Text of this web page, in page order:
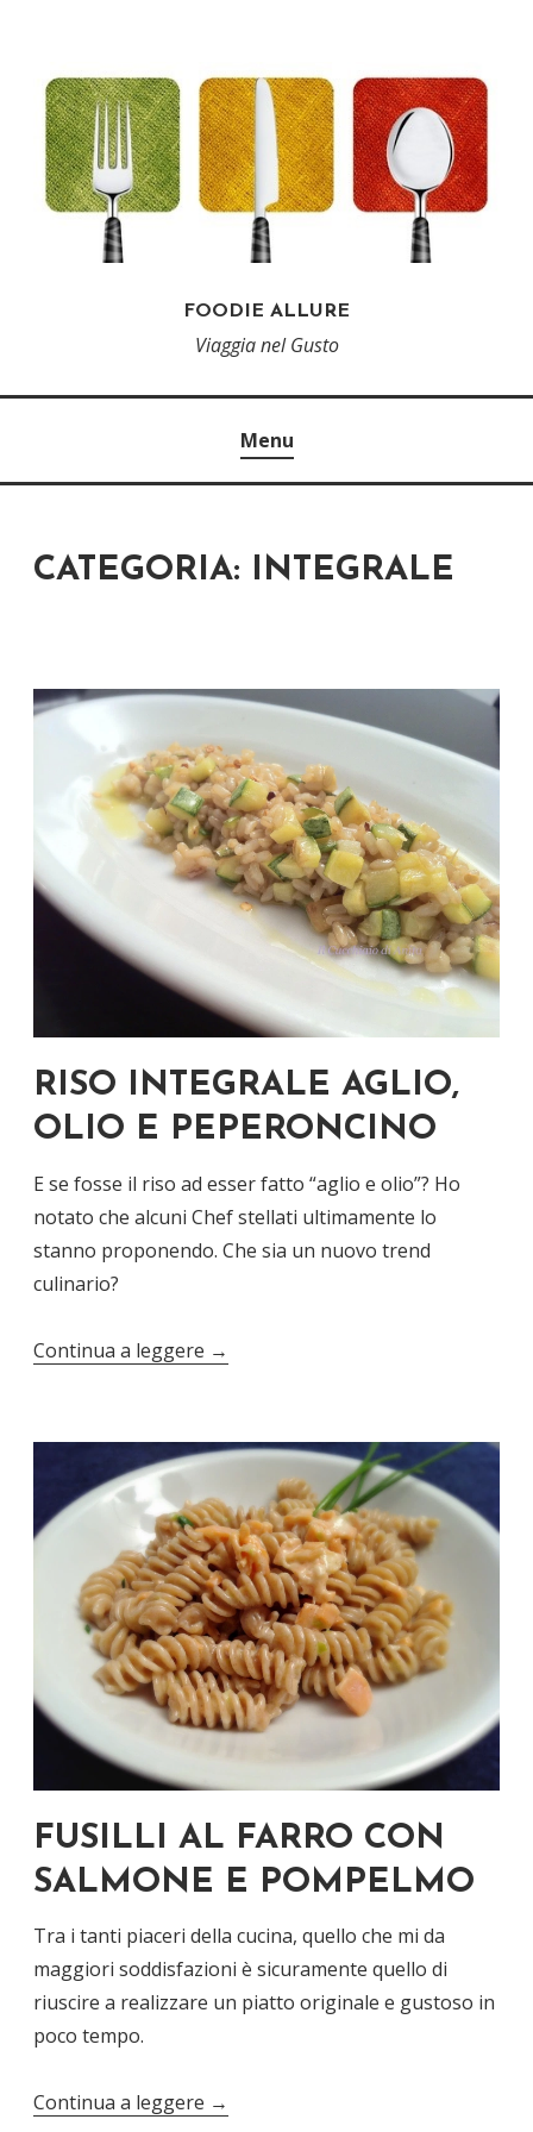
FOODIE ALLURE
Viaggia nel Gusto
Menu
CATEGORIA: INTEGRALE
RISO INTEGRALE AGLIO,
OLIO E PEPERONCINO
E se fosse il riso ad esser fatto “aglio e olio”? Ho
notato che alcuni Chef stellati ultimamente lo
stanno proponendo. Che sia un nuovo trend
culinario?
Continua a leggere →
FUSILLI AL FARRO CON
SALMONE E POMPELMO
Tra i tanti piaceri della cucina, quello che mi da
maggiori soddisfazioni è sicuramente quello di
riuscire a realizzare un piatto originale e gustoso in
poco tempo.
Continua a leggere →